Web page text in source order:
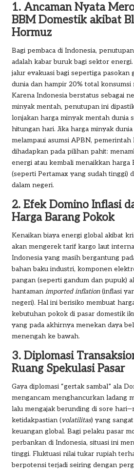
1. Ancaman Nyata
BBM Domestik akibat
Hormuz
Bagi pembaca di Indonesia,
adalah kabar buruk bagi sektor
jalur evakuasi bagi sepertiga pasokan
dunia dan hampir 20% total konsumsi
Karena Indonesia berstatus sebagai
minyak mentah, penutupan ini
lonjakan harga minyak mentah dunia
hitungan hari. Jika harga minyak
melampaui asumsi APBN, pemerintah
dihadapkan pada pilihan pahit:
energi atau kembali menaikkan harga
(seperti Pertamax yang sudah tinggi)
dalam negeri.
2. Efek Domino Inflasi
Harga Barang Pokok
Kenaikan biaya energi global akibat
akan mengerek tarif kargo laut
Indonesia yang masih bergantung
bahan baku industri, komponen
pangan (seperti gandum dan pupuk)
hantaman imported inflation(inflasi
negeri). Hal ini berisiko membuat
kebutuhan pokok di pasar domestik
yang pada akhirnya menekan daya
menengah ke bawah.
3. Diplomasi
Ruang Spekulasi Pasar
Gaya diplomasi “gertak sambal” ala
mengancam menghancurkan ladang
lalu mengajak berunding di sore
ketidakpastian (volatilitas) yang
keuangan global. Bagi pelaku pasar
perbankan di Indonesia, situasi ini
tinggi. Fluktuasi nilai tukar rupiah
berpotensi terjadi seiring dengan